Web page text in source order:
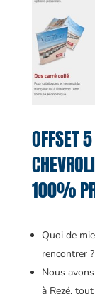
OFFSET
100%
Quoi de
rencontrer ?
Nous
à Rezé,